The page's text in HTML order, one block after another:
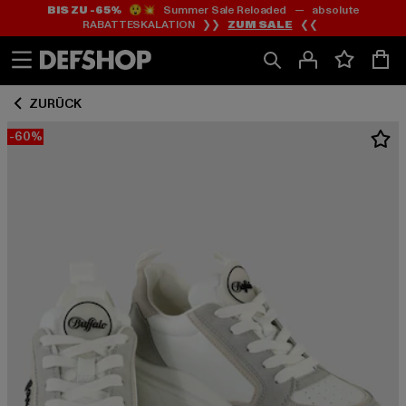
Zum
Inhalt
springen
Zum
Fußzeile
springen
BIS ZU -65%😲💥 Summer Sale Reloaded — absolute
RABATTESKALATION ❯❯ ZUM SALE ❮❮
ZURÜCK
-60%